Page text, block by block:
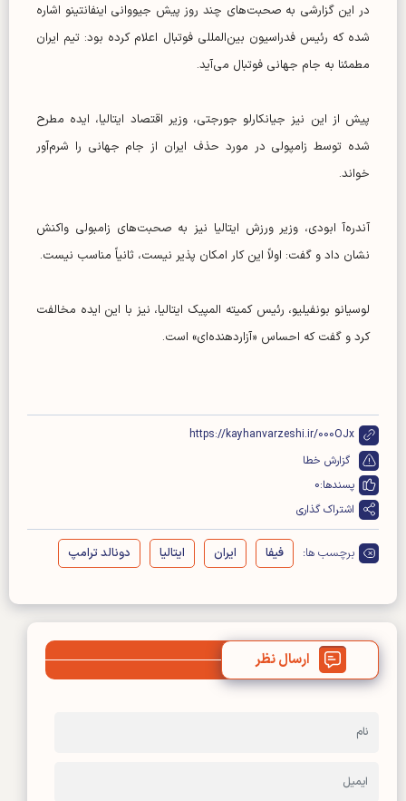
در این گزارشی به صحبت‌های چند روز پیش جیووانی اینفانتینو اشاره
شده که رئیس فدراسیون بین‌المللی فوتبال اعلام کرده بود: تیم ایران
مطمئنا به جام جهانی فوتبال می‌آید.
پیش از این نیز جیانکارلو جورجتی، وزیر اقتصاد ایتالیا، ایده مطرح
شده توسط زامپولی در مورد حذف ایران از جام جهانی را شرم‌آور
خواند.
آندره‌آ ابودی، وزیر ورزش ایتالیا نیز به صحبت‌های زامبولی واکنش
نشان داد و گفت: اولاً این کار امکان پذیر نیست، ثانیاً مناسب نیست.
لوسیانو بونفیلیو، رئیس کمیته المپیک ایتالیا، نیز با این ایده مخالفت
کرد و گفت که احساس «آزاردهنده‌ای» است.
https://kayhanvarzeshi.ir/000OJx
گزارش خطا
پسندها:0
اشتراک گذاری
برچسب ها: فیفا ایران ایتالیا دونالد ترامپ
ارسال نظر